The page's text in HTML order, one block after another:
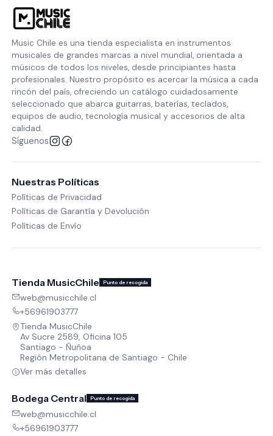
Music Chile es una tienda especialista en instrumentos
musicales de grandes marcas a nivel mundial, orientada a
músicos de todos los niveles, desde principiantes hasta
profesionales. Nuestro propósito es acercar la música a cada
rincón del país, ofreciendo un catálogo cuidadosamente
seleccionado que abarca guitarras, baterías, teclados,
equipos de audio, tecnología musical y accesorios de alta
calidad.
Síguenos
Nuestras Políticas
Políticas de Privacidad
Políticas de Garantía y Devolución
Políticas de Envío
Tienda MusicChile Punto de recogida
web@musicchile.cl
+56961903777
Tienda MusicChile
Av Sucre 2589, Oficina 105
Santiago - Ñuñoa
Región Metropolitana de Santiago - Chile
Ver más detalles
Bodega Central Punto de recogida
web@musicchile.cl
+56961903777